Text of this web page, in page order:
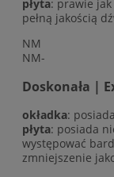
płyta: prawie
pełną jakością
NM
NM-
Doskonała |
okładka:
płyta: posiada
występować
zmniejszenie